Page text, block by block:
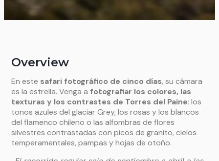
Overview
En este safari fotográfico de cinco días, su cámara
es la estrella. Venga a fotografiar los colores, las
texturas y los contrastes de Torres del Paine: los
tonos azules del glaciar Grey, los rosas y los blancos
del flamenco chileno o las alfombras de flores
silvestres contrastadas con picos de granito, cielos
temperamentales, pampas y hojas de otoño.